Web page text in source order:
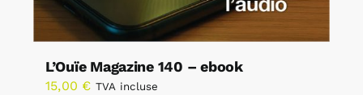
L’Ouïe Magazine 140 – ebook
15,00 € TVA incluse